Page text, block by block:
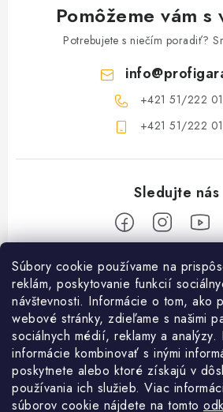
Súbory cookie používame na
reklám, poskytovanie funkcií
návštevnosti. Informácie o tom, ako
webové stránky, zdieľame s našimi
sociálnych médií, reklamy a analýzy.
informácie kombinovať s inými
poskytnete alebo ktoré získajú v
používania ich služieb. Viac
súborov cookie nájdete na tomto
Pomôžeme vám s
Potrebujete s niečím poradiť?
info@
+421 51/222
+421 51/222
Nakupovanie
Ako nakupovať
Obchodné podmienky
Doprava a platba
Objednávky
Použitie Darčekovej poukážky
O nás